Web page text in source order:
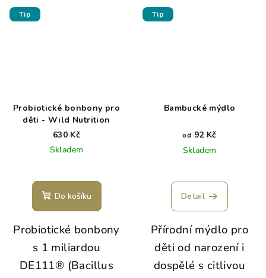
Tip
Probiotické bonbony pro
děti - Wild Nutrition
630 Kč
Skladem
Do košíku
Probiotické bonbony
s 1 miliardou
DE111® (Bacillus
Tip
Bambucké mýdlo
od 92 Kč
Skladem
Detail
Přírodní mýdlo pro
děti od narození i
dospělé s citlivou